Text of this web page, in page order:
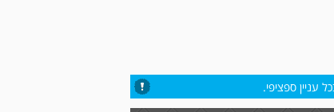
עניין ספציפי.